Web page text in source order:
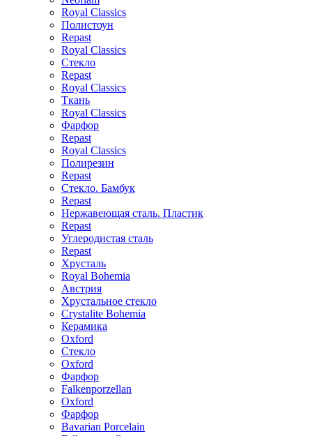
Royal Classics
Полистоун
Repast
Royal Classics
Стекло
Repast
Royal Classics
Ткань
Royal Classics
Фарфор
Repast
Royal Classics
Полирезин
Repast
Стекло. Бамбук
Repast
Нержавеющая сталь. Пластик
Repast
Углеродистая сталь
Repast
Хрусталь
Royal Bohemia
Австрия
Хрустальное стекло
Crystalite Bohemia
Керамика
Oxford
Стекло
Oxford
Фарфор
Falkenporzellan
Oxford
Фарфор
Bavarian Porcelain